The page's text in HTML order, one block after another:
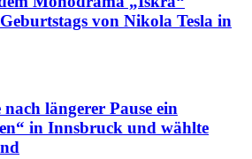
von Nikola Tesla in
längerer Pause ein
in Innsbruck und wählte